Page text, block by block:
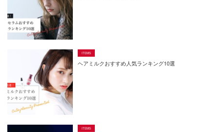
ヘアミルクおすすめ人気ランキング10選